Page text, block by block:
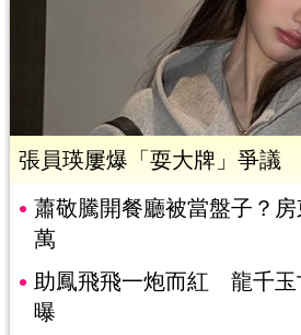
張員瑛屢爆「耍大牌」爭議
蕭敬騰開餐廳被當盤子？
萬
助鳳飛飛一炮而紅 龍千玉
曝